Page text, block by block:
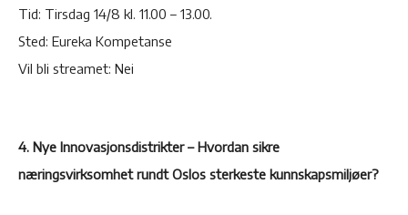
Tid: Tirsdag 14/8 kl. 11.00 – 13.00.
Sted: Eureka Kompetanse
Vil bli streamet: Nei
4. Nye Innovasjonsdistrikter – Hvordan sikre
næringsvirksomhet rundt Oslos sterkeste kunnskapsmiljøer?